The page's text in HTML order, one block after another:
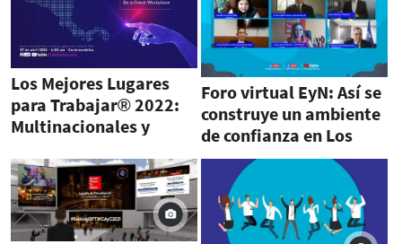
Los Mejores Lugares
para Trabajar® 2022:
Multinacionales y
Foro virtual EyN: Así se
construye un ambiente
de confianza en Los
Mejores Lugares para
Trabajar®